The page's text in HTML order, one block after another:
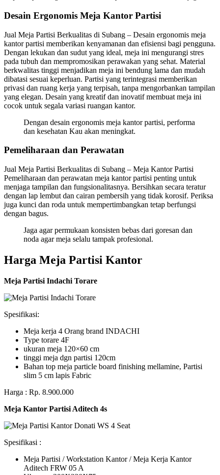
Desain Ergonomis Meja Kantor Partisi
Jual Meja Partisi Berkualitas di Subang – Desain ergonomis meja
kantor partisi memberikan kenyamanan dan efisiensi bagi pengguna.
Dengan lekukan dan sudut yang ideal, meja ini mengurangi stres
pada tubuh dan mempromosikan perawakan yang sehat. Material
berkwalitas tinggi menjadikan meja ini bendung lama dan mudah
dibatasi sesuai keperluan. Partisi yang terintegrasi memberikan
privasi dan ruang kerja yang terpisah, tanpa mengorbankan tampilan
yang elegan. Desain yang kreatif dan inovatif membuat meja ini
cocok untuk segala variasi ruangan kantor.
Dengan desain ergonomis meja kantor partisi, performa
dan kesehatan Kau akan meningkat.
Pemeliharaan dan Perawatan
Jual Meja Partisi Berkualitas di Subang – Meja Kantor Partisi
Pemeliharaan dan perawatan meja kantor partisi penting untuk
menjaga tampilan dan fungsionalitasnya. Bersihkan secara teratur
dengan lap lembut dan cairan pembersih yang tidak korosif. Periksa
juga kunci dan roda untuk mempertimbangkan tetap berfungsi
dengan bagus.
Jaga agar permukaan konsisten bebas dari goresan dan
noda agar meja selalu tampak profesional.
Harga Meja Partisi Kantor
Meja Partisi Indachi Torare
Spesifikasi:
Meja kerja 4 Orang brand INDACHI
Type torare 4F
ukuran meja 120×60 cm
tinggi meja dgn partisi 120cm
Bahan top meja particle board finishing mellamine, Partisi
slim 5 cm lapis Fabric
Harga : Rp. 8.900.000
Meja Kantor Partisi Aditech 4s
Spesifikasi :
Meja Partisi / Workstation Kantor / Meja Kerja Kantor
Aditech FRW 05 A